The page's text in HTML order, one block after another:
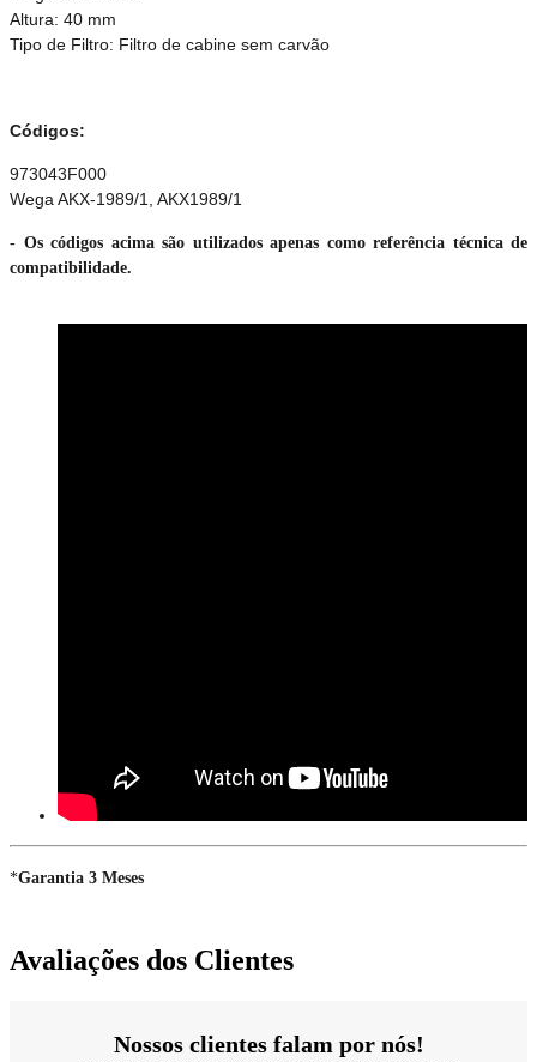
Altura: 40 mm
Tipo de Filtro: Filtro de cabine sem carvão
Códigos:
973043F000
Wega AKX-1989/1, AKX1989/1
- Os códigos acima são utilizados apenas como referência técnica de
compatibilidade.
*Garantia 3 Meses
Avaliações dos Clientes
Nossos clientes falam por nós!